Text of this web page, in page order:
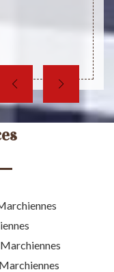
est
votre